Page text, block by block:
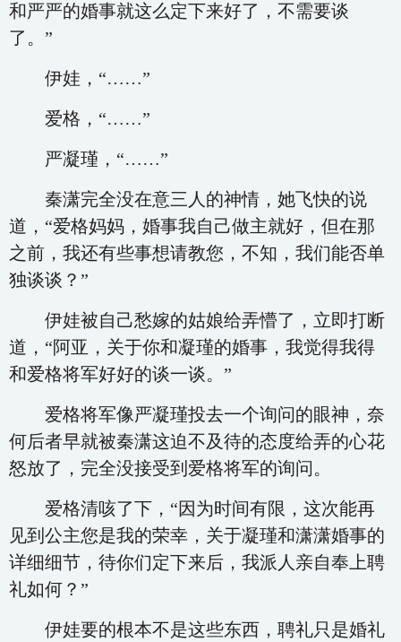
和严严的婚事就这么定下来好了，不需要谈
了。”
伊娃，“……”
爱格，“……”
严凝瑾，“……”
秦潇完全没在意三人的神情，她飞快的说
道，“爱格妈妈，婚事我自己做主就好，但在那
之前，我还有些事想请教您，不知，我们能否单
独谈谈？”
伊娃被自己愁嫁的姑娘给弄懵了，立即打断
道，“阿亚，关于你和凝瑾的婚事，我觉得我得
和爱格将军好好的谈一谈。”
爱格将军像严凝瑾投去一个询问的眼神，奈
何后者早就被秦潇这迫不及待的态度给弄的心花
怒放了，完全没接受到爱格将军的询问。
爱格清咳了下，“因为时间有限，这次能再
见到公主您是我的荣幸，关于凝瑾和潇潇婚事的
详细细节，待你们定下来后，我派人亲自奉上聘
礼如何？”
伊娃要的根本不是这些东西，聘礼只是婚礼